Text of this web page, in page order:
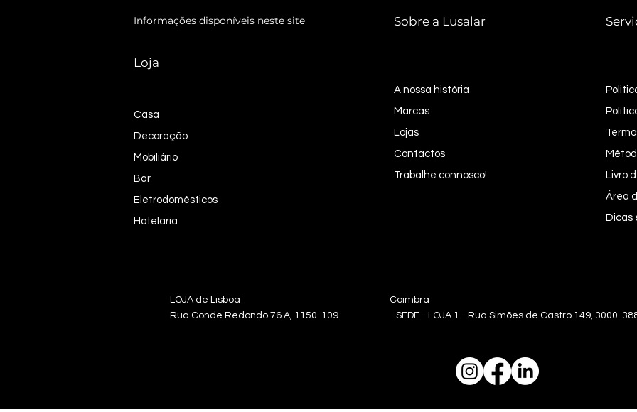
Informações disponíveis neste site
Loja
Sobre a Lusalar
Casa
Decoração
Mobiliário
Bar
Eletrodomésticos
Hotelaria
A nossa história
Marcas
Lojas
Contactos
Trabalhe connosco!
Livro
Área
Dicas
LOJA de Lisboa Coimbra
Rua Conde Redondo 76 A, 1150-109 SEDE - LOJA 1 - Rua Simões de Castro 149, 3000-388